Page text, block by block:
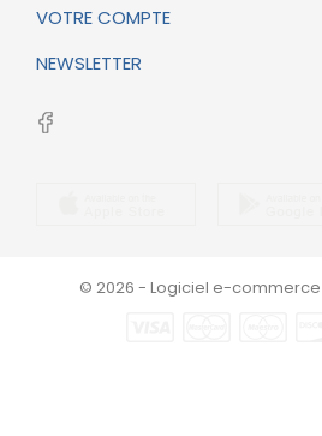
VOTRE COMPTE
NEWSLETTER
© 2026 - Logiciel e-